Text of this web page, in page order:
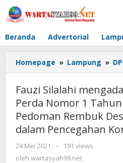
Lewati
ke
Beranda
Advertorial
Homepage » Lampung »
Fauzi Silalahi
Perda Nomor 1
Pedoman Rembuk
dalam Pencegahan
24 Mei 2021
oleh
wartasyah99.net
-
191 views
oleh wartasyah99.net